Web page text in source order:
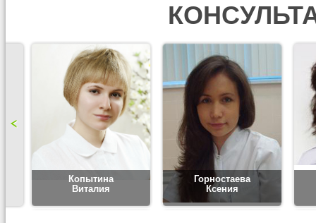
Копытина
Виталия
Горностаева
Ксения